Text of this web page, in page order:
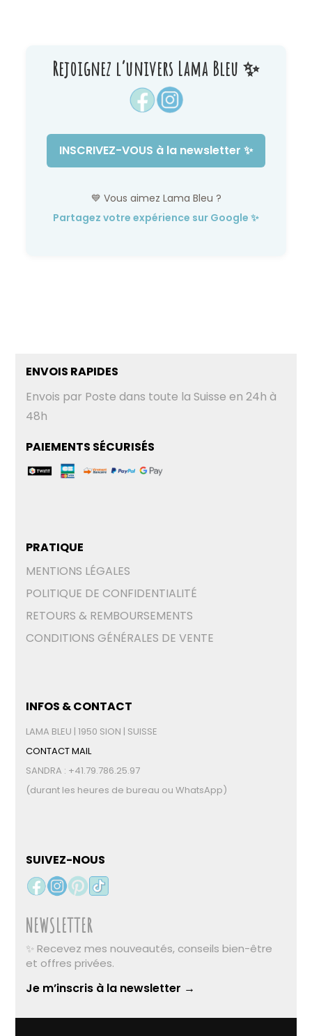
Rejoignez l’univers Lama Bleu ✨
INSCRIVEZ-VOUS à la newsletter ✨
💙 Vous aimez Lama Bleu ?
Partagez votre expérience sur Google ✨
ENVOIS RAPIDES
Envois par Poste dans toute la Suisse en 24h à
48h
PAIEMENTS SÉCURISÉS
PRATIQUE
MENTIONS LÉGALES
POLITIQUE DE CONFIDENTIALITÉ
RETOURS & REMBOURSEMENTS
CONDITIONS GÉNÉRALES DE VENTE
INFOS & CONTACT
LAMA BLEU | 1950 SION | SUISSE
CONTACT MAIL
SANDRA : +41.79.786.25.97
(durant les heures de bureau ou WhatsApp)
SUIVEZ-NOUS
NEWSLETTER
✨ Recevez mes nouveautés, conseils bien-être
et offres privées.
Je m’inscris à la newsletter →